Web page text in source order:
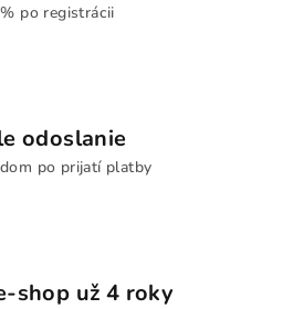
po registrácii
odoslanie
po prijatí platby
shop už 4 roky